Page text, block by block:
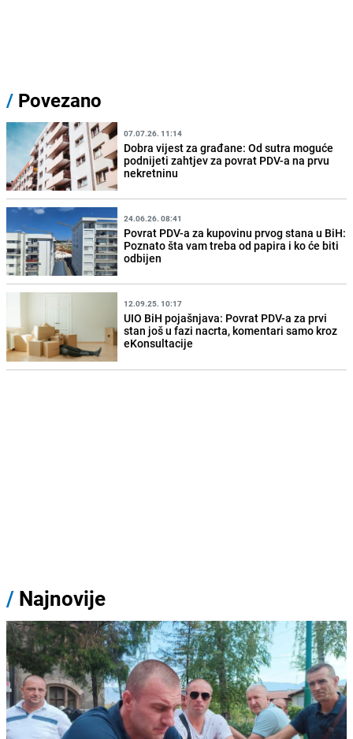
/ Povezano
07.07.26. 11:14
Dobra vijest za građane: Od sutra moguće
podnijeti zahtjev za povrat PDV-a na prvu
nekretninu
24.06.26. 08:41
Povrat PDV-a za kupovinu prvog stana u BiH:
Poznato šta vam treba od papira i ko će biti
odbijen
12.09.25. 10:17
UIO BiH pojašnjava: Povrat PDV-a za prvi
stan još u fazi nacrta, komentari samo kroz
eKonsultacije
/ Najnovije